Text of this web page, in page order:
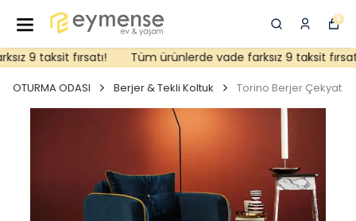
0
9 taksit fırsatı! Tüm ürünlerde vade farksız 9 taksit fırsatı!
OTURMA ODASI Berjer & Tekli Koltuk Torino Berjer Çekyat